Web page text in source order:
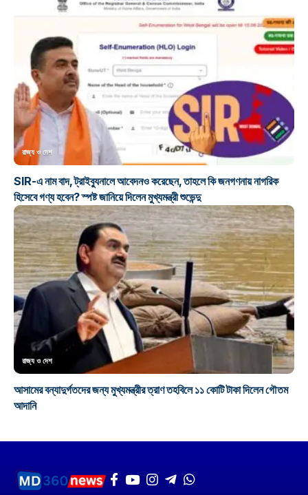
রাজ্য ও দেশ
SIR-এ নাম বাদ, ট্রাইব্যুনালে আবেদনও করেছেন, তাহলে কি জনগণনায় নাগরিক
হিসেবে গণ্য হবেন? স্পষ্ট জানিয়ে দিলেন মুখ্যমন্ত্রী শুভেন্দু
রাজ্য ও দেশ
আসামের বন্যাদুর্গতদের জন্য মুখ্যমন্ত্রীর ত্রাণ তহবিলে ১১ কোটি টাকা দিলেন গৌতম
আদানি